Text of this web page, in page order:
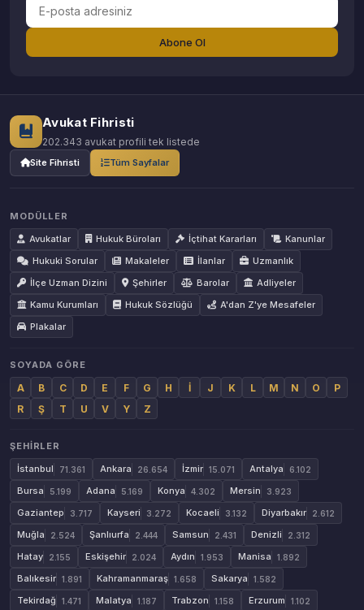
Abone Ol
Avukat Fihristi
202.343 avukat profili tek listede
Site Fihristi Tüm Sayfalar
MODÜLLER
Avukatlar
Hukuk Büroları İçtihat Kararları
Kanunlar
Hukuki Sorular
Makaleler İlanlar
Uzmanlık
İlçe Uzman Dizini
Şehirler Barolar
Adliyeler
Kamu Kurumları
Hukuk Sözlüğü
A'dan Z'ye Mesafeler
Plakalar
SOYADA GÖRE
A B C D E F G H İ J K L M N O
P
R
Ş T U V Y Z
ŞEHIRLER
İstanbul
71.361 Ankara 26.654 İzmir 15.071 Antalya 6.102
Bursa 5.199 Adana 5.169 Konya 4.302 Mersin 3.923
Gaziantep 3.717 Kayseri 3.272 Kocaeli 3.132 Diyarbakır 2.612
Muğla 2.524 Şanlıurfa 2.444 Samsun 2.431 Denizli 2.312
Hatay 2.155 Eskişehir 2.024 Aydın 1.953 Manisa 1.892
Balıkesir 1.891 Kahramanmaraş 1.658 Sakarya 1.582
Tekirdağ 1.471 Malatya 1.187 Trabzon 1.158 Erzurum 1.102